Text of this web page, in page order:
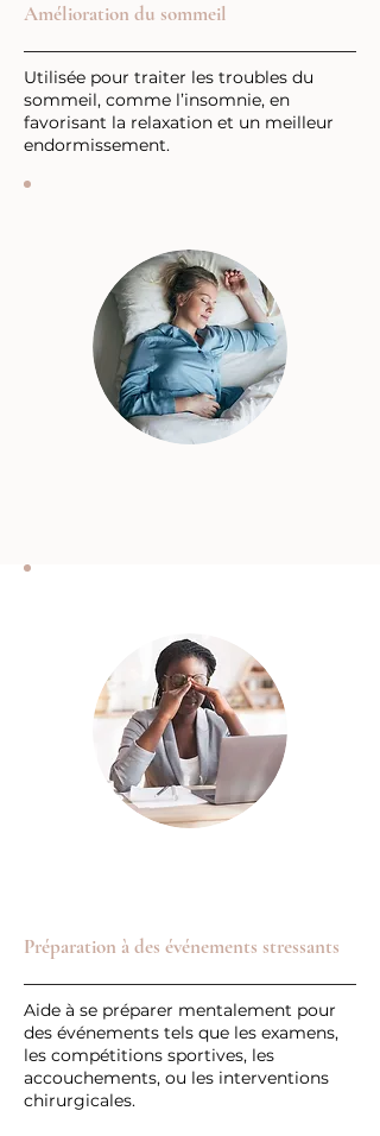
Amélioration du sommeil
Utilisée pour traiter les troubles du
sommeil, comme l’insomnie, en
favorisant la relaxation et un meilleur
endormissement.
Préparation à des événements stressants
Aide à se préparer mentalement pour
des événements tels que les examens,
les compétitions sportives, les
accouchements, ou les interventions
chirurgicales.